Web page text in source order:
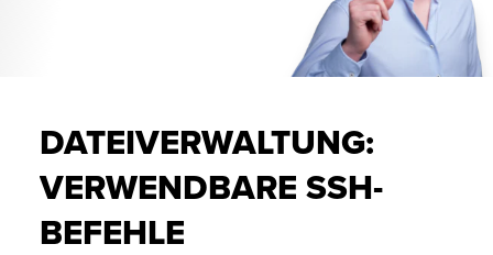
DATEIVERWALTUNG:
VERWENDBARE SSH-
BEFEHLE